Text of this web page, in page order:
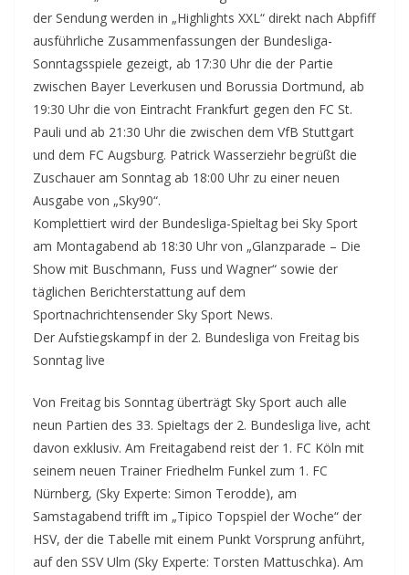
der Sendung werden in „Highlights XXL“ direkt nach Abpfiff
ausführliche Zusammenfassungen der Bundesliga-
Sonntagsspiele gezeigt, ab 17:30 Uhr die der Partie
zwischen Bayer Leverkusen und Borussia Dortmund, ab
19:30 Uhr die von Eintracht Frankfurt gegen den FC St.
Pauli und ab 21:30 Uhr die zwischen dem VfB Stuttgart
und dem FC Augsburg. Patrick Wasserziehr begrüßt die
Zuschauer am Sonntag ab 18:00 Uhr zu einer neuen
Ausgabe von „Sky90“.
Komplettiert wird der Bundesliga-Spieltag bei Sky Sport
am Montagabend ab 18:30 Uhr von „Glanzparade – Die
Show mit Buschmann, Fuss und Wagner“ sowie der
täglichen Berichterstattung auf dem
Sportnachrichtensender Sky Sport News.
Der Aufstiegskampf in der 2. Bundesliga von Freitag bis
Sonntag live
Von Freitag bis Sonntag überträgt Sky Sport auch alle
neun Partien des 33. Spieltags der 2. Bundesliga live, acht
davon exklusiv. Am Freitagabend reist der 1. FC Köln mit
seinem neuen Trainer Friedhelm Funkel zum 1. FC
Nürnberg, (Sky Experte: Simon Terodde), am
Samstagabend trifft im „Tipico Topspiel der Woche“ der
HSV, der die Tabelle mit einem Punkt Vorsprung anführt,
auf den SSV Ulm (Sky Experte: Torsten Mattuschka). Am